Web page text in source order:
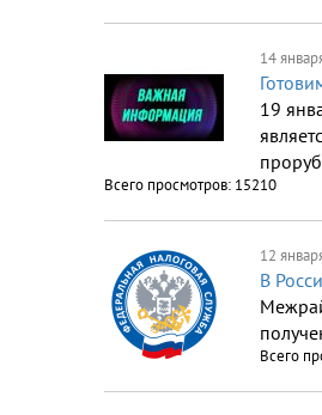
14
19
Всего просмотров: 15210
12
В
Всего